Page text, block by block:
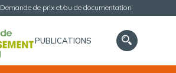
Demande de prix et/ou de documentation
PUBLICATIONS